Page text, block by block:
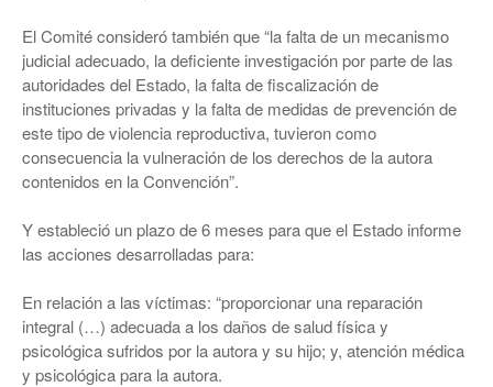
El Comité consideró también que “la falta de un mecanismo
judicial adecuado, la deficiente investigación por parte de las
autoridades del Estado, la falta de fiscalización de
instituciones privadas y la falta de medidas de prevención de
este tipo de violencia reproductiva, tuvieron como
consecuencia la vulneración de los derechos de la autora
contenidos en la Convención”.
Y estableció un plazo de 6 meses para que el Estado informe
las acciones desarrolladas para:
En relación a las víctimas: “proporcionar una reparación
integral (…) adecuada a los daños de salud física y
psicológica sufridos por la autora y su hijo; y, atención médica
y psicológica para la autora.